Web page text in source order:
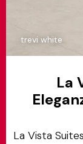
trevi white
La
La Vista